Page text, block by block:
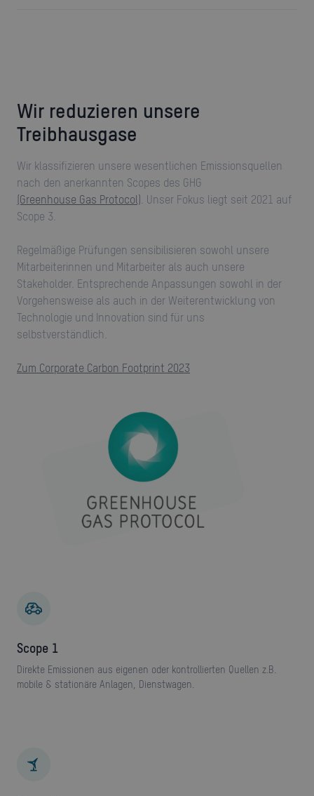
Wir reduzieren unsere
Treibhausgase
Wir klassifizieren unsere wesentlichen Emissionsquellen
nach den anerkannten Scopes des GHG
(Greenhouse Gas Protocol) . Unser Fokus liegt seit 2021 auf
Scope 3.
Regelmäßige Prüfungen sensibilisieren sowohl unsere
Mitarbeiterinnen und Mitarbeiter als auch unsere
Stakeholder. Entsprechende Anpassungen sowohl in der
Vorgehensweise als auch in der Weiterentwicklung von
Technologie und Innovation sind für uns
selbstverständlich.
Zum Corporate Carbon Footprint 2023
Scope 1
Direkte Emissionen aus eigenen oder kontrollierten Quellen z.B.
mobile & stationäre Anlagen, Dienstwagen.